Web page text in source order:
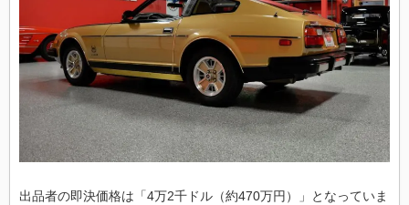
出品者の即決価格は「4万2千ドル（約470万円）」となっていま